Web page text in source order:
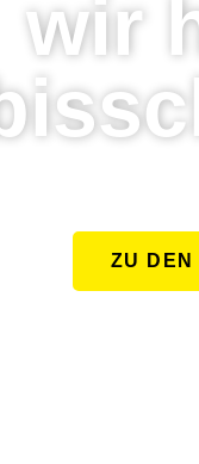
wir
ZU